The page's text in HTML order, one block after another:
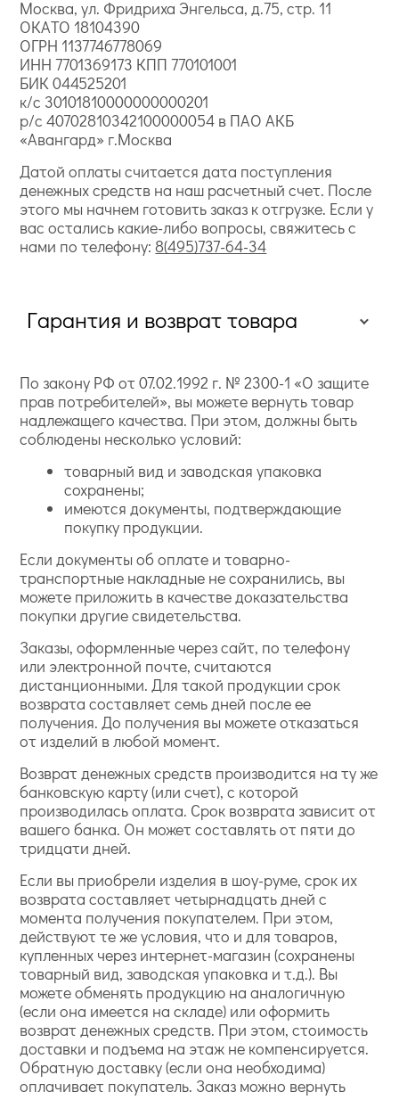
Москва, ул. Фридриха Энгельса, д.75, стр. 11
ОКАТО 18104390
ОГРН 1137746778069
ИНН 7701369173 КПП 770101001
БИК 044525201
к/с 30101810000000000201
р/с 40702810342100000054 в ПАО АКБ
«Авангард» г.Москва
Датой оплаты считается дата поступления
денежных средств на наш расчетный счет. После
этого мы начнем готовить заказ к отгрузке. Если у
вас остались какие-либо вопросы, свяжитесь с
нами по телефону: 8(495)737-64-34
Гарантия и возврат товара
По закону РФ от 07.02.1992 г. № 2300-1 «О защите
прав потребителей», вы можете вернуть товар
надлежащего качества. При этом, должны быть
соблюдены несколько условий:
товарный вид и заводская упаковка
сохранены;
имеются документы, подтверждающие
покупку продукции.
Если документы об оплате и товарно-
транспортные накладные не сохранились, вы
можете приложить в качестве доказательства
покупки другие свидетельства.
Заказы, оформленные через сайт, по телефону
или электронной почте, считаются
дистанционными. Для такой продукции срок
возврата составляет семь дней после ее
получения. До получения вы можете отказаться
от изделий в любой момент.
Возврат денежных средств производится на ту же
банковскую карту (или счет), с которой
производилась оплата. Срок возврата зависит от
вашего банка. Он может составлять от пяти до
тридцати дней.
Если вы приобрели изделия в шоу-руме, срок их
возврата составляет четырнадцать дней с
момента получения покупателем. При этом,
действуют те же условия, что и для товаров,
купленных через интернет-магазин (сохранены
товарный вид, заводская упаковка и т.д.). Вы
можете обменять продукцию на аналогичную
(если она имеется на складе) или оформить
возврат денежных средств. При этом, стоимость
доставки и подъема на этаж не компенсируется.
Обратную доставку (если она необходима)
оплачивает покупатель. Заказ можно вернуть